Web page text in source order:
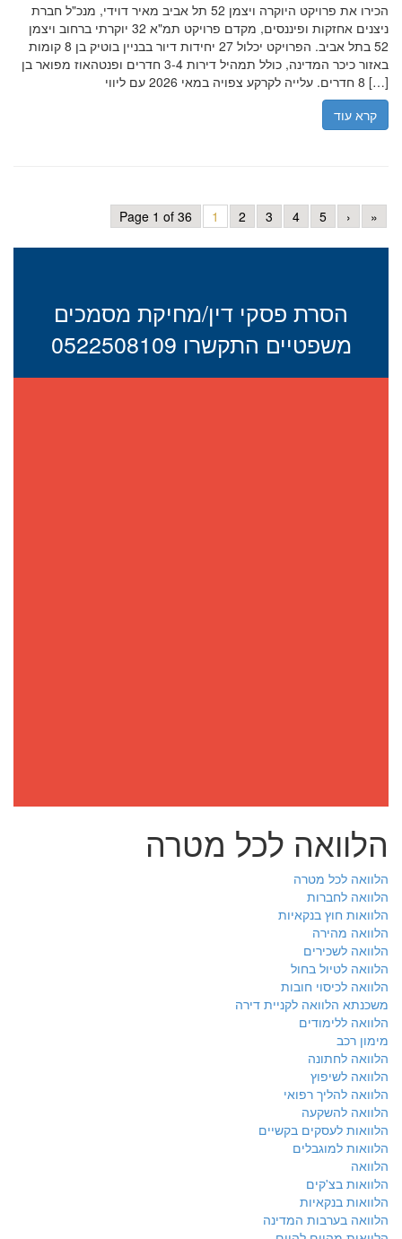
הכירו את פרויקט היוקרה ויצמן 52 תל אביב מאיר דוידי, מנכ"ל חברת
ניצנים אחזקות ופיננסים, מקדם פרויקט תמ"א 32 יוקרתי ברחוב ויצמן
52 בתל אביב. הפרויקט יכלול 27 יחידות דיור בבניין בוטיק בן 8 קומות
באזור כיכר המדינה, כולל תמהיל דירות 3-4 חדרים ופנטהאוז מפואר בן
8 חדרים. עלייה לקרקע צפויה במאי 2026 עם ליווי […]
קרא עוד
Page 1 of 36 1 2 3 4 5 › »
הסרת פסקי דין/מחיקת מסמכים
משפטיים התקשרו 0522508109
הלוואה לכל מטרה
הלוואה לכל מטרה
הלוואה לחברות
הלוואות חוץ בנקאיות
הלוואה מהירה
הלוואה לשכירים
הלוואה לטיול בחול
הלוואה לכיסוי חובות
משכנתא הלוואה לקניית דירה
הלוואה ללימודים
מימון רכב
הלוואה לחתונה
הלוואה לשיפוץ
הלוואה להליך רפואי
הלוואה להשקעה
הלוואות לעסקים בקשיים
הלוואות למוגבלים
הלוואה
הלוואות בצ'קים
הלוואות בנקאיות
הלוואה בערבות המדינה